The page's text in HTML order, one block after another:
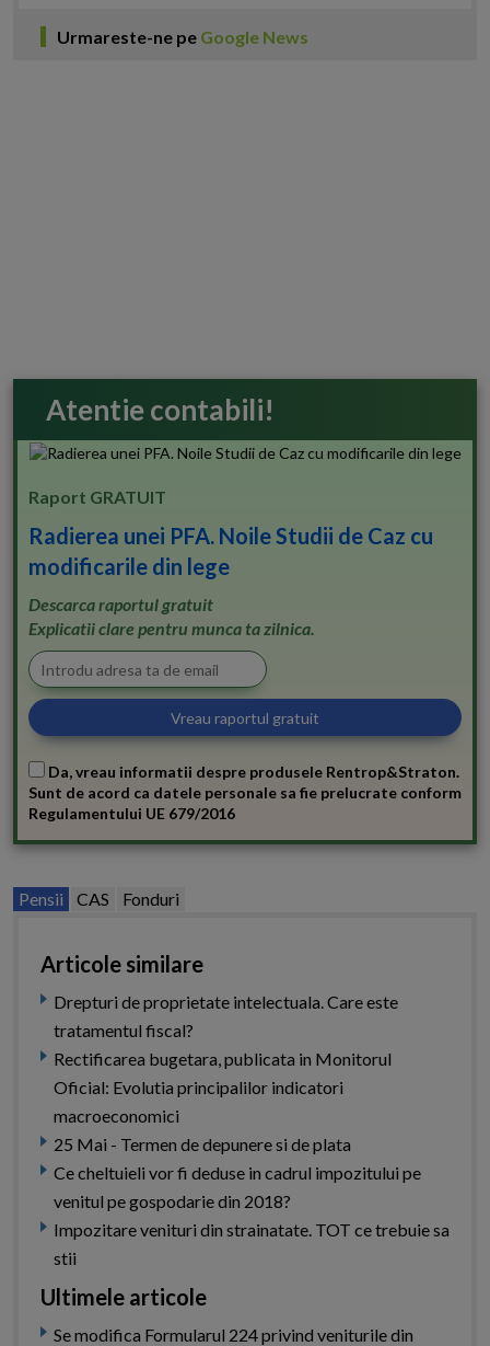
Urmareste-ne pe Google News
Atentie contabili!
Raport GRATUIT
Radierea unei PFA. Noile Studii de Caz cu
modificarile din lege
Descarca raportul gratuit
Explicatii clare pentru munca ta zilnica.
Da, vreau informatii despre produsele Rentrop&Straton.
Sunt de acord ca datele personale sa fie prelucrate conform
Regulamentului UE 679/2016
Pensii CAS Fonduri
Articole similare
Drepturi de proprietate intelectuala. Care este
tratamentul fiscal?
Rectificarea bugetara, publicata in Monitorul
Oficial: Evolutia principalilor indicatori
macroeconomici
25 Mai - Termen de depunere si de plata
Ce cheltuieli vor fi deduse in cadrul impozitului pe
venitul pe gospodarie din 2018?
Impozitare venituri din strainatate. TOT ce trebuie sa
stii
Ultimele articole
Se modifica Formularul 224 privind veniturile din